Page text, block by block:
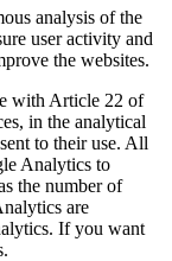
analysis of the
user activity and
the websites.
with Article 22 of
in the analytical
to their use. All
Analytics to
the number of
are
If you want